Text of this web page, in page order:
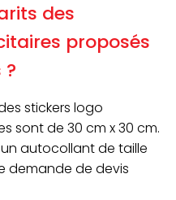
des
proposés
?
stickers logo
sont de 30 cm x 30 cm.
autocollant de taille
demande de devis